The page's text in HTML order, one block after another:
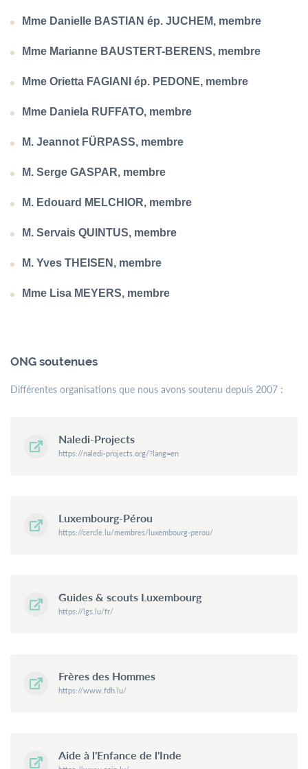
Mme Danielle BASTIAN ép. JUCHEM, membre
Mme Marianne BAUSTERT-BERENS, membre
Mme Orietta FAGIANI ép. PEDONE, membre
Mme Daniela RUFFATO, membre
M. Jeannot FÜRPASS, membre
M. Serge GASPAR, membre
M. Edouard MELCHIOR, membre
M. Servais QUINTUS, membre
M. Yves THEISEN, membre
Mme Lisa MEYERS, membre
ONG soutenues
Différentes organisations que nous avons soutenu depuis 2007 :
Naledi-Projects
https://naledi-projects.org/?lang=en
Luxembourg-Pérou
https://cercle.lu/membres/luxembourg-perou/
Guides & scouts Luxembourg
https://lgs.lu/fr/
Frères des Hommes
https://www.fdh.lu/
Aide à l'Enfance de l'Inde